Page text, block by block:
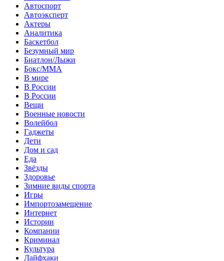
Автоспорт
Автоэксперт
Актеры
Аналитика
Баскетбол
Безумный мир
Биатлон/Лыжи
Бокс/MMA
В мире
В России
В России
Вещи
Военные новости
Волейбол
Гаджеты
Дети
Дом и сад
Еда
Звёзды
Здоровье
Зимние виды спорта
Игры
Импортозамещение
Интернет
Истории
Компании
Криминал
Культура
Лайфхаки